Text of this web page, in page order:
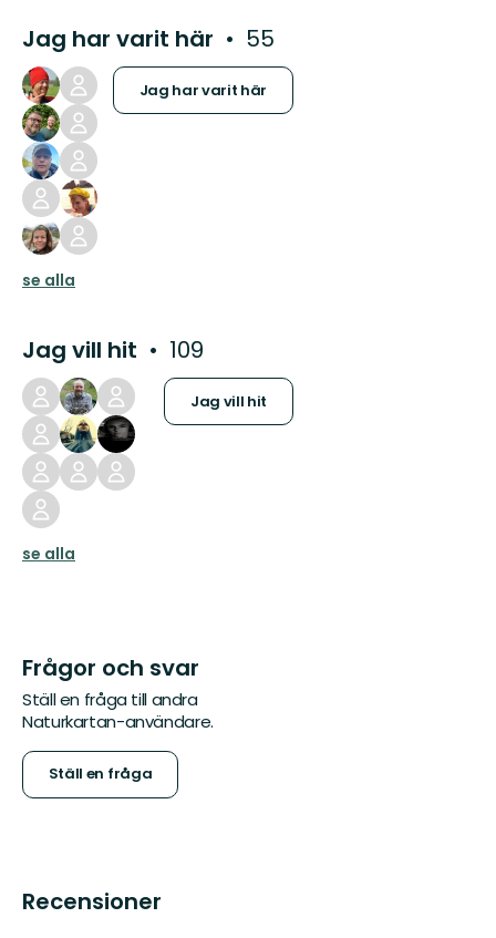
Jag har varit här 55
Jag har varit här
se alla
Jag vill hit 109
Jag vill hit
se alla
Frågor och svar
Ställ en fråga till andra
Naturkartan-användare.
Ställ en fråga
Recensioner